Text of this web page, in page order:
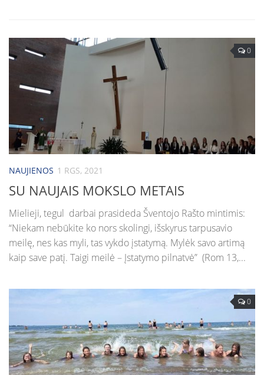
0
NAUJIENOS 1 RGS, 2021
SU NAUJAIS MOKSLO METAIS
Mielieji, tegul darbai prasideda Šventojo Rašto mintimis:
“Niekam nebūkite ko nors skolingi, išskyrus tarpusavio
meilę, nes kas myli, tas vykdo įstatymą. Mylėk savo artimą
kaip save patį. Taigi meilė – Įstatymo pilnatvė” (Rom 13,...
0